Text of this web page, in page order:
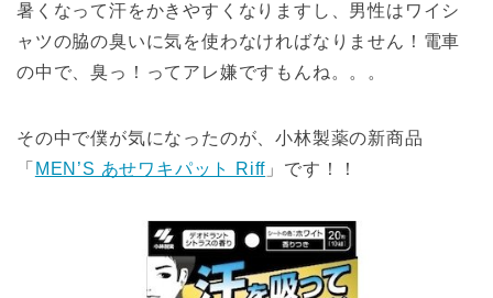
暑くなって汗をかきやすくなりますし、男性はワイシ
ャツの脇の臭いに気を使わなければなりません！電車
の中で、臭っ！ってアレ嫌ですもんね。。。
その中で僕が気になったのが、小林製薬の新商品
「 MEN’S あせワキパット Riff 」です！！